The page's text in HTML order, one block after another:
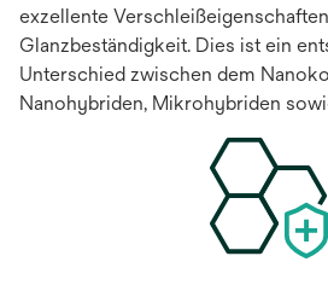
exzellente
Glanzbeständigkeit. Dies ist ein
Unterschied zwischen dem
Nanohybriden, Mikrohybriden